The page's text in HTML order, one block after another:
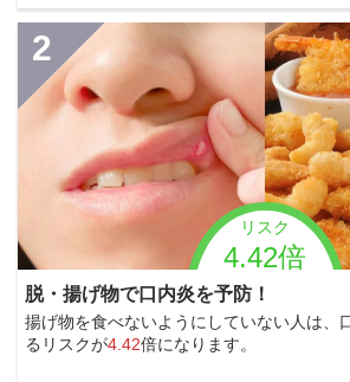
リスク
4.42倍
2
脱・揚げ物で口内炎を予防！
揚げ物を食べないようにしていない人は、
るリスクが4.42倍になります。